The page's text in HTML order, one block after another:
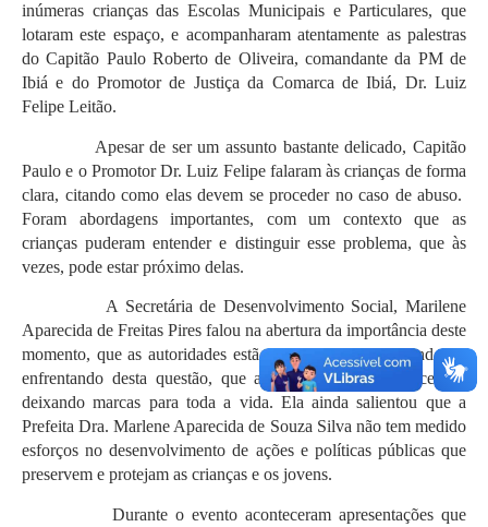
inúmeras crianças das Escolas Municipais e Particulares, que
lotaram este espaço, e acompanharam atentamente as palestras
do Capitão Paulo Roberto de Oliveira, comandante da PM de
Ibiá e do Promotor de Justiça da Comarca de Ibiá, Dr. Luiz
Felipe Leitão.
Apesar de ser um assunto bastante delicado, Capitão
Paulo e o Promotor Dr. Luiz Felipe falaram às crianças de forma
clara, citando como elas devem se proceder no caso de abuso.
Foram abordagens importantes, com um contexto que as
crianças puderam entender e distinguir esse problema, que às
vezes, pode estar próximo delas.
A Secretária de Desenvolvimento Social, Marilene
Aparecida de Freitas Pires falou na abertura da importância deste
momento, que as autoridades estão se unindo e trabalhando no
enfrentando desta questão, que afeta crianças e adolescentes,
deixando marcas para toda a vida. Ela ainda salientou que a
Prefeita Dra. Marlene Aparecida de Souza Silva não tem medido
esforços no desenvolvimento de ações e políticas públicas que
preservem e protejam as crianças e os jovens.
Durante o evento aconteceram apresentações que